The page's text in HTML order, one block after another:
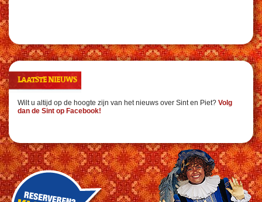
LAATSTE NIEUWS
Wilt u altijd op de hoogte zijn van het nieuws over Sint en Piet? Volg
dan de Sint op Facebook!